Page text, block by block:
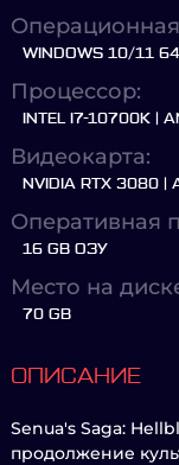
WINDOWS 10/11
Процессор:
INTEL I7-10700K |
Видеокарта:
NVIDIA RTX 3080 |
Оперативная
16 GB ОЗУ
Место на
70 GB
ОПИСАНИЕ
Senua's Saga:
продолжение